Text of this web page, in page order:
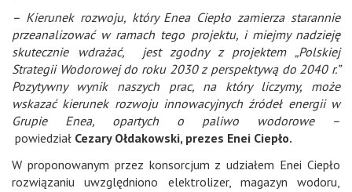
– Kierunek rozwoju, który Enea Ciepło zamierza starannie
przeanalizować w ramach tego projektu, i miejmy nadzieję
skutecznie wdrażać, jest zgodny z projektem „Polskiej
Strategii Wodorowej do roku 2030 z perspektywą do 2040 r.”
Pozytywny wynik naszych prac, na który liczymy, może
wskazać kierunek rozwoju innowacyjnych źródeł energii w
Grupie Enea, opartych o paliwo wodorowe –
powiedział Cezary Ołdakowski, prezes Enei Ciepło.
W proponowanym przez konsorcjum z udziałem Enei Ciepło
rozwiązaniu uwzględniono elektrolizer, magazyn wodoru,